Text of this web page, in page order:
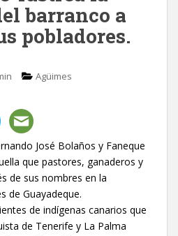
barranco a
pobladores.
Agüimes
José Bolaños y Faneque
que pastores, ganaderos y
de sus nombres en la
de Guayadeque.
de indígenas canarios que
de Tenerife y La Palma